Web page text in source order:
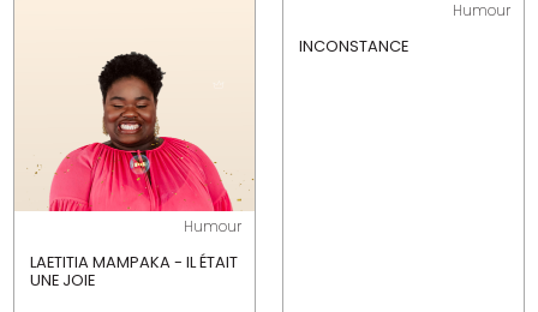
Humour
LAETITIA MAMPAKA - IL ÉTAIT
UNE JOIE
Humour
INCONSTANCE